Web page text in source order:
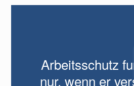
Arbeitsschutz
nur, wenn er